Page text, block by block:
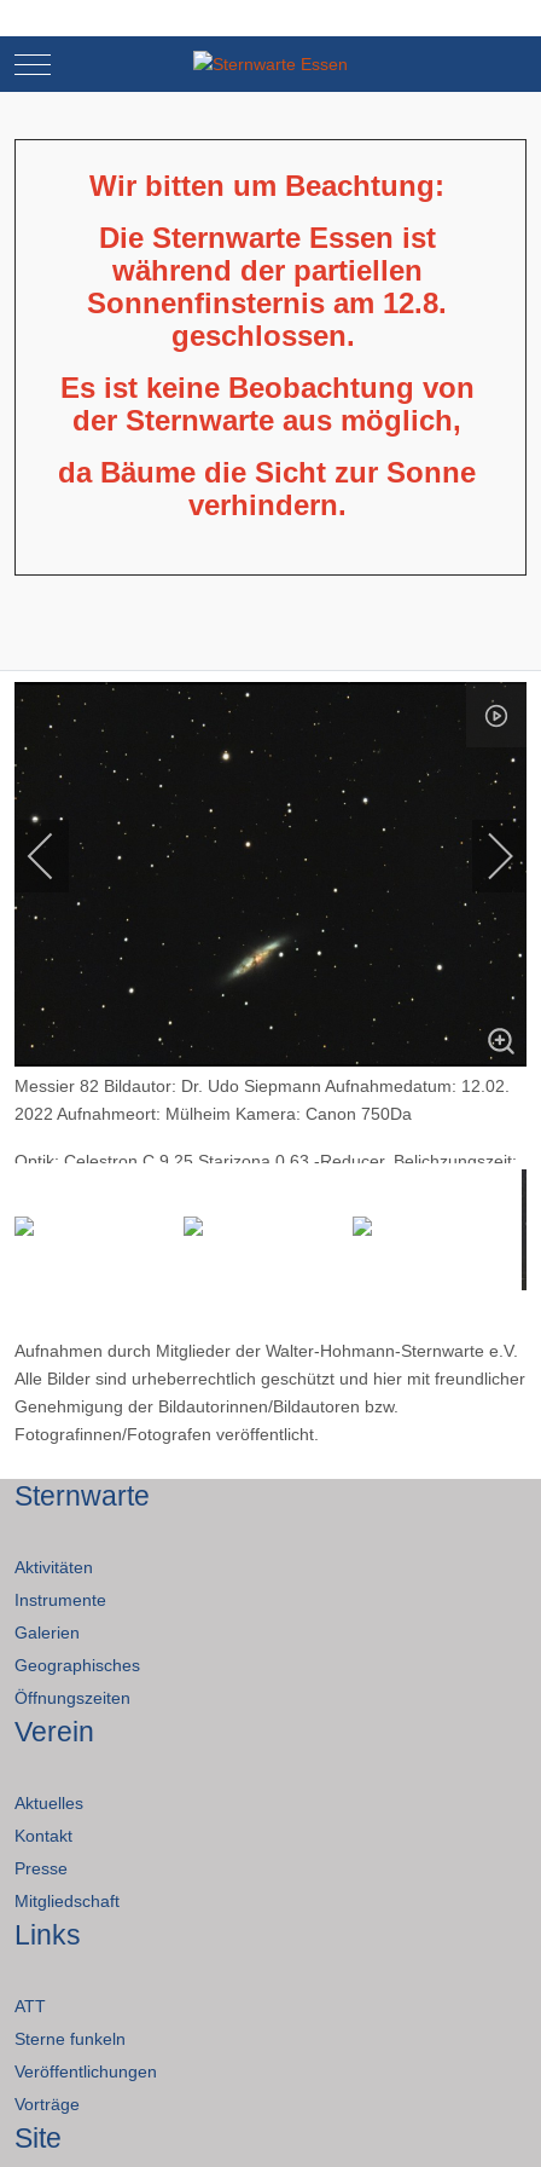
Mobile Menu Toggle
Wir bitten um Beachtung:
Die Sternwarte Essen ist
während der partiellen
Sonnenfinsternis am 12.8.
geschlossen.
Es ist keine Beobachtung von
der Sternwarte aus möglich,
da Bäume die Sicht zur Sonne
verhindern.
Messier 82 Bildautor: Dr. Udo Siepmann Aufnahmedatum: 12.02.
2022 Aufnahmeort: Mülheim Kamera: Canon 750Da
Optik: Celestron C 9,25 Starizona 0,63 -Reducer, Belichzungszeit:
Aufnahmen durch Mitglieder der Walter-Hohmann-Sternwarte e.V.
Alle Bilder sind urheberrechtlich geschützt und hier mit freundlicher
Genehmigung der Bildautorinnen/Bildautoren bzw.
Fotografinnen/Fotografen veröffentlicht.
Sternwarte
Aktivitäten
Instrumente
Galerien
Geographisches
Öffnungszeiten
Verein
Aktuelles
Kontakt
Presse
Mitgliedschaft
Links
ATT
Sterne funkeln
Veröffentlichungen
Vorträge
Site